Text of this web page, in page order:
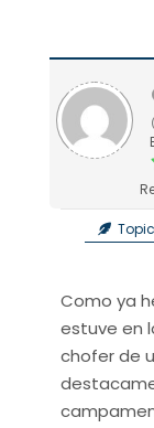
Como ya
estuve en
chofer de